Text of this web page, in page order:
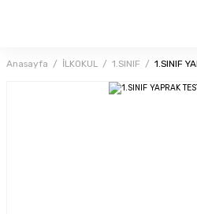
Anasayfa İLKOKUL 1.SINIF 1.SINIF